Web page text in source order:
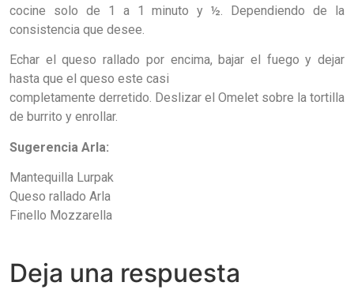
cocine solo de 1 a 1 minuto y ½. Dependiendo de la
consistencia que desee.
Echar el queso rallado por encima, bajar el fuego y dejar
hasta que el queso este casi
completamente derretido. Deslizar el Omelet sobre la tortilla
de burrito y enrollar.
Sugerencia Arla:
Mantequilla Lurpak
Queso rallado Arla
Finello Mozzarella
Deja una respuesta